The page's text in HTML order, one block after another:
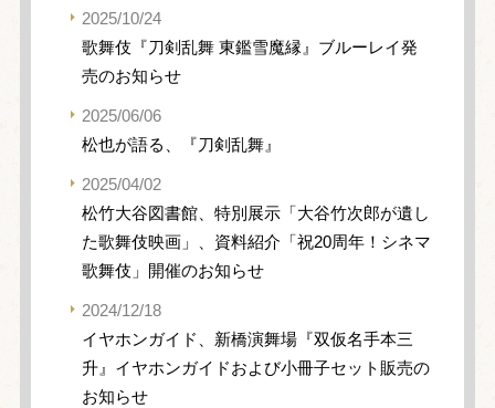
2025/10/24
歌舞伎『刀剣乱舞 東鑑雪魔縁』ブルーレイ発
売のお知らせ
2025/06/06
松也が語る、『刀剣乱舞』
2025/04/02
松竹大谷図書館、特別展示「大谷竹次郎が遺し
た歌舞伎映画」、資料紹介「祝20周年！シネマ
歌舞伎」開催のお知らせ
2024/12/18
イヤホンガイド、新橋演舞場『双仮名手本三
升』イヤホンガイドおよび小冊子セット販売の
お知らせ